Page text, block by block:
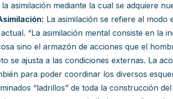
asimilación mediante la cual se adquiere
La asimilación se refiere al
“La asimilación mental consiste en la
sino el armazón de acciones que el
se ajusta a las condiciones externas. La
para poder coordinar los diversos
“ladrillos” de toda la construcción